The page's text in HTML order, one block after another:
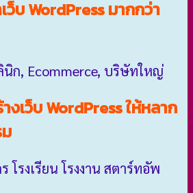
บ WordPress มากกว่า
นิก, Ecommerce, บริษัทใหญ่
เว็บ WordPress ให้หลาก
โรงเรียน โรงงาน สตาร์ทอัพ